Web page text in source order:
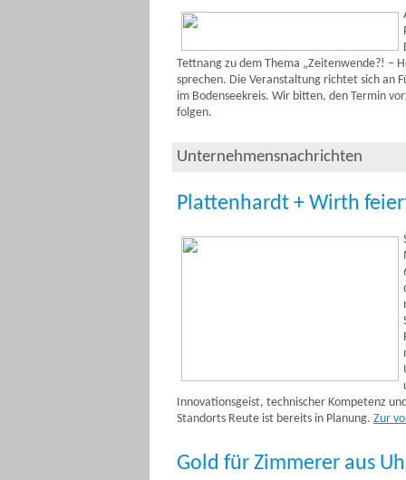
Tettnang zu dem Thema „Zeitenwende?! –
sprechen. Die Veranstaltung richtet sich an
im Bodenseekreis. Wir bitten, den Termin
folgen.
Unternehmensnachrichten
Plattenhardt + Wirth
Innovationsgeist, technischer Kompetenz
Standorts Reute ist bereits in Planung. Zur
Gold für Zimmerer aus